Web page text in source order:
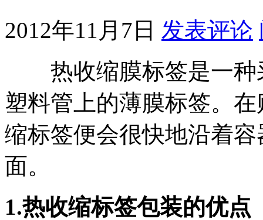
2012年11月7日 发表评论
热收缩膜标签是一种
塑料管上的薄膜标签。
缩标签便会很快地沿着
面。
1.热收缩标签包装的优点